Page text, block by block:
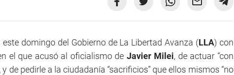
domingo del Gobierno de La Libertad Avanza (LLA) con
el que acusó al oficialismo de Javier Milei, de actuar “con
de pedirle a la ciudadanía “sacrificios” que ellos mismos “no